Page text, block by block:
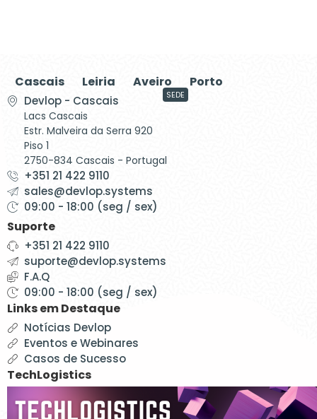
Cascais Leiria Aveiro Porto
Devlop - Cascais
Lacs Cascais
Estr. Malveira da Serra 920
Piso 1
2750-834 Cascais - Portugal
SEDE
+351 21 422 9110
sales@devlop.systems
09:00 - 18:00 (seg / sex)
Suporte
+351 21 422 9110
suporte@devlop.systems
F.A.Q
09:00 - 18:00 (seg / sex)
Links em Destaque
Notícias Devlop
Eventos e Webinares
Casos de Sucesso
TechLogistics